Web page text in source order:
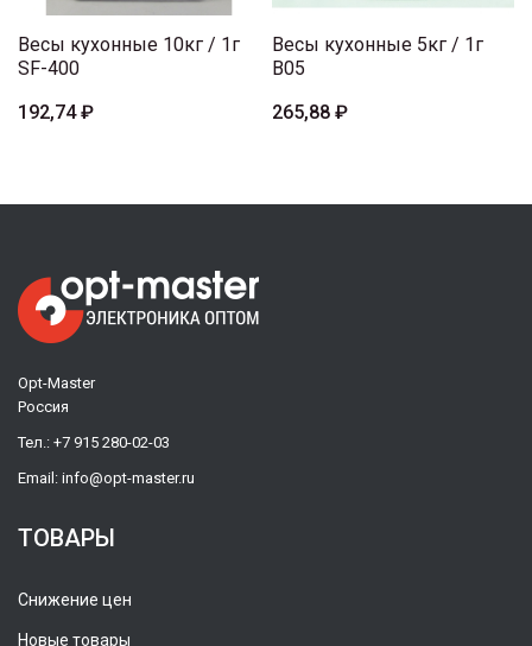
Весы кухонные 10кг / 1г
SF-400
192,74 ₽
Весы кухонные 5кг / 1г
B05
265,88 ₽
Opt-Master
Россия
Тел.: +7 915 280-02-03
Email: info@opt-master.ru
ТОВАРЫ
Снижение цен
Новые товары